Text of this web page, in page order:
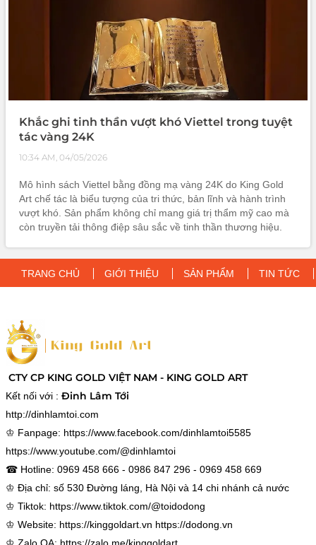
Khắc ghi tinh thần vượt khó Viettel trong tuyệt
tác vàng 24K
10:34 AM, 04/05/2026
Mô hình sách Viettel bằng đồng mạ vàng 24K do King Gold
Art chế tác là biểu tượng của tri thức, bản lĩnh và hành trình
vượt khó. Sản phẩm không chỉ mang giá trị thẩm mỹ cao mà
còn truyền tải thông điệp sâu sắc về tinh thần thương hiệu.
TRANG CHỦ
GIỚI THIỆU SẢN PHẨM TIN TỨC
CTY CP KING GOLD VIỆT NAM - KING GOLD ART
Kết nối với : Đinh Lâm Tới
http://dinhlamtoi.com
♔ Fanpage: https://www.facebook.com/dinhlamtoi5585
https://www.youtube.com/@dinhlamtoi
☎ Hotline: 0969 458 666 - 0986 847 296 - 0969 458 669
♔ Địa chỉ: số 530 Đường láng, Hà Nội và 14 chi nhánh cả nước
♔ Tiktok: https://www.tiktok.com/@toidodong
♔ Website: https://kinggoldart.vn https://dodong.vn
♔ Zalo OA: https://zalo.me/kinggoldart